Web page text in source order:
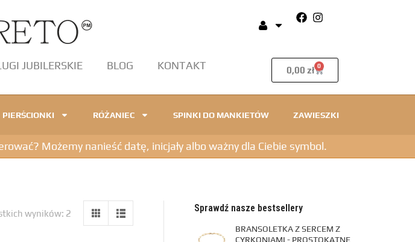
JUBILERSKIE BLOG KONTAKT 0,00 zł 0
PIERŚCIONKI RÓŻANIEC SPINKI DO MANKIETÓW ZAWIESZKI
Możemy nanieść datę, inicjały albo ważny dla Ciebie symbol.
wyników: 2 Sprawdź nasze bestsellery
BRANSOLETKA Z SERCEM Z
CYRKONIAMI - PROSTOKĄTNE